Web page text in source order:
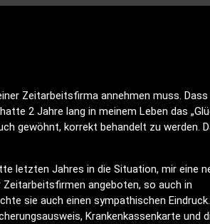
Zeitarbeitsfirma annehmen muss. Dass
2 Jahre lang in meinem Leben das
gewöhnt, korrekt behandelt zu werden.
letzten Jahres in die Situation, mir eine
angeboten, so auch in
sie auch einen sympathischen
Krankenkassenkarte und